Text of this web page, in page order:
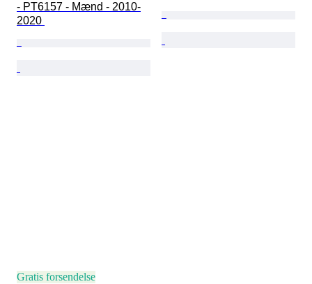
- PT6157 - Mænd - 2010-
2020
Gratis forsendelse